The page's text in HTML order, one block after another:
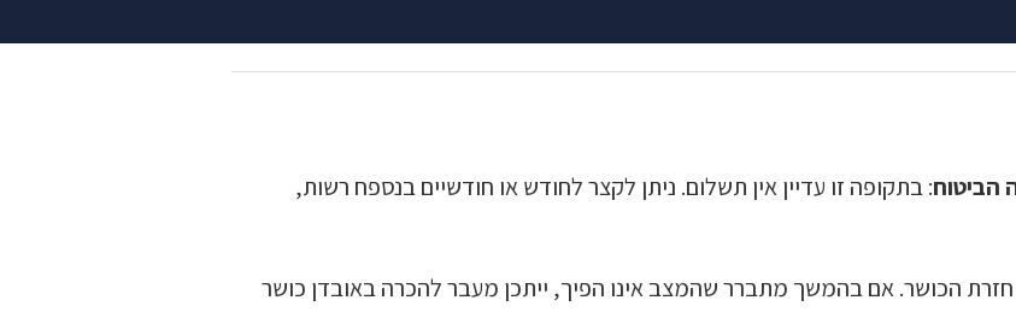
: בתקופה זו עדיין אין תשלום. ניתן לקצר לחודש או חודשיים בנספח רשות,
הכושר. אם בהמשך מתברר שהמצב אינו הפיך, ייתכן מעבר להכרה באובדן כושר